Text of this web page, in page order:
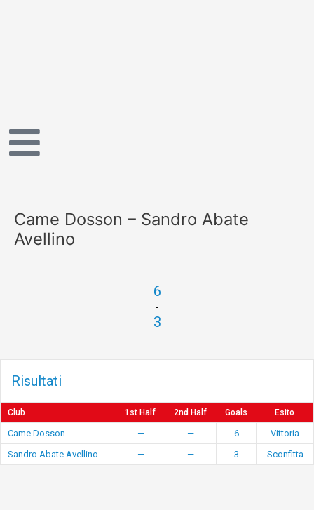
Came Dosson – Sandro Abate
Avellino
6
-
3
Risultati
Club 1st Half 2nd Half Goals Esito
Came Dosson — — 6
Vittoria
Sandro Abate Avellino
— — 3 Sconfitta